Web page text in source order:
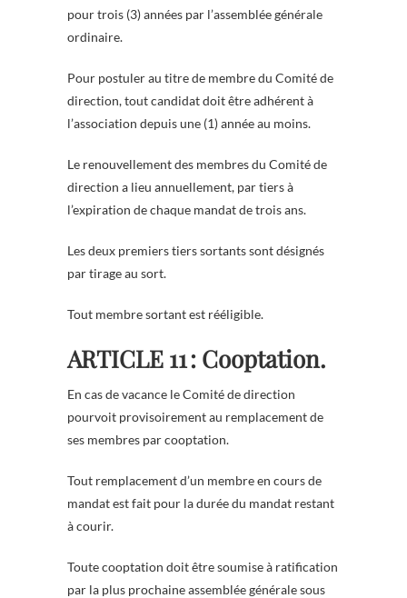
pour trois (3) années par l’assemblée générale
ordinaire.
Pour postuler au titre de membre du Comité de
direction, tout candidat doit être adhérent à
l’association depuis une (1) année au moins.
Le renouvellement des membres du Comité de
direction a lieu annuellement, par tiers à
l’expiration de chaque mandat de trois ans.
Les deux premiers tiers sortants sont désignés
par tirage au sort.
Tout membre sortant est rééligible.
ARTICLE 11 : Cooptation.
En cas de vacance le Comité de direction
pourvoit provisoirement au remplacement de
ses membres par cooptation.
Tout remplacement d’un membre en cours de
mandat est fait pour la durée du mandat restant
à courir.
Toute cooptation doit être soumise à ratification
par la plus prochaine assemblée générale sous